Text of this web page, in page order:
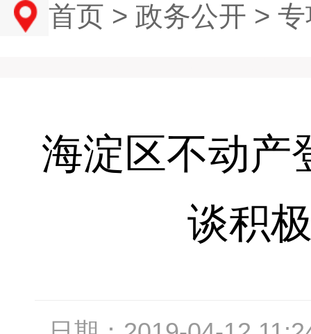
首页 > 政务公开 >
海淀区不动产
谈积